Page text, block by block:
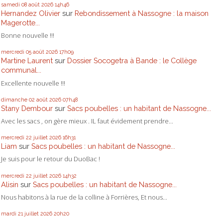
samedi 08 août 2026 14h46
Hernandez Olivier sur Rebondissement à Nassogne : la maison
Magerotte...
Bonne nouvelle !!!
mercredi 05 août 2026 17h09
Martine Laurentsur Dossier Socogetra à Bande : le Collège
communal...
Excellente nouvelle !!!
dimanche 02 août 2026 07h48
Stany Dembour sur Sacs poubelles : un habitant de Nassogne...
Avec les sacs , on gère mieux . IL faut évidement prendre...
mercredi 22 juillet 2026 16h31
Liam sur Sacs poubelles : un habitant de Nassogne...
Je suis pour le retour du DuoBac !
mercredi 22 juillet 2026 14h32
Alisin sur Sacs poubelles : un habitant de Nassogne...
Nous habitons à la rue de la colline à Forrières, Et nous...
mardi 21 juillet 2026 20h20